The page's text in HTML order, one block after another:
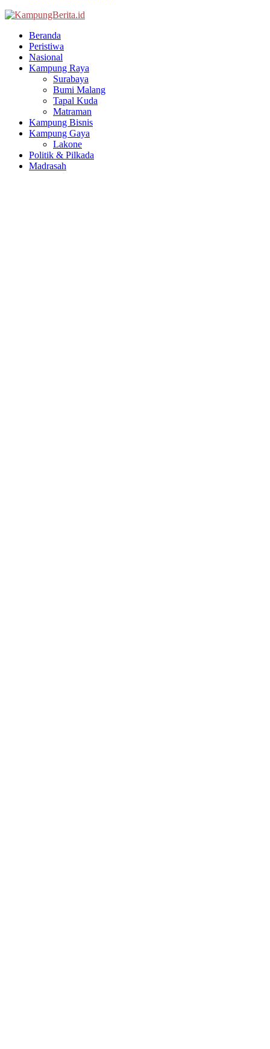
Beranda
Peristiwa
Nasional
Kampung Raya
Surabaya
Bumi Malang
Tapal Kuda
Matraman
Kampung Bisnis
Kampung Gaya
Lakone
Politik & Pilkada
Madrasah